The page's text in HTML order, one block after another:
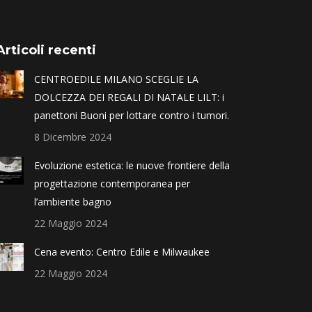
recenti
CENTROEDILE MILANO SCEGLIE LA
DOLCEZZA DEI REGALI DI NATALE LILT: i
panettoni Buoni per lottare contro i tumori.
8 Dicembre 2024
Evoluzione estetica: le nuove frontiere della
progettazione contemporanea per
l’ambiente bagno
22 Maggio 2024
Cena evento: Centro Edile e Milwaukee
22 Maggio 2024